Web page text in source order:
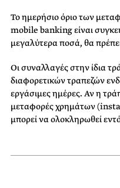
Το ημερήσιο όριο των
mobile banking είναι
μεγαλύτερα ποσά, θα
Οι συναλλαγές στην ίδια
διαφορετικών τραπεζών
εργάσιμες ημέρες. Αν η
μεταφορές χρημάτων (i
μπορεί να ολοκληρωθεί